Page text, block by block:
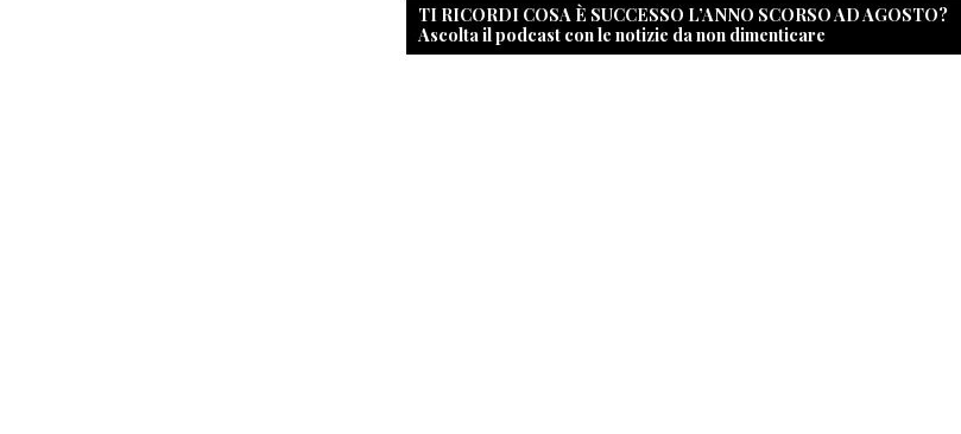
TI RICORDI COSA È SUCCESSO L’ANNO SCORSO AD AGOSTO?
Ascolta il podcast con le notizie da non dimenticare